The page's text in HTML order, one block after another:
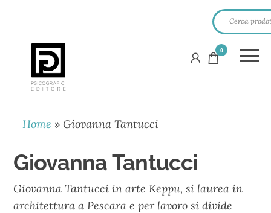
PSICOGRAFICI
EDITORE
0
Home » Giovanna Tantucci
Giovanna Tantucci
Giovanna Tantucci in arte Keppu, si laurea in
architettura a Pescara e per lavoro si divide